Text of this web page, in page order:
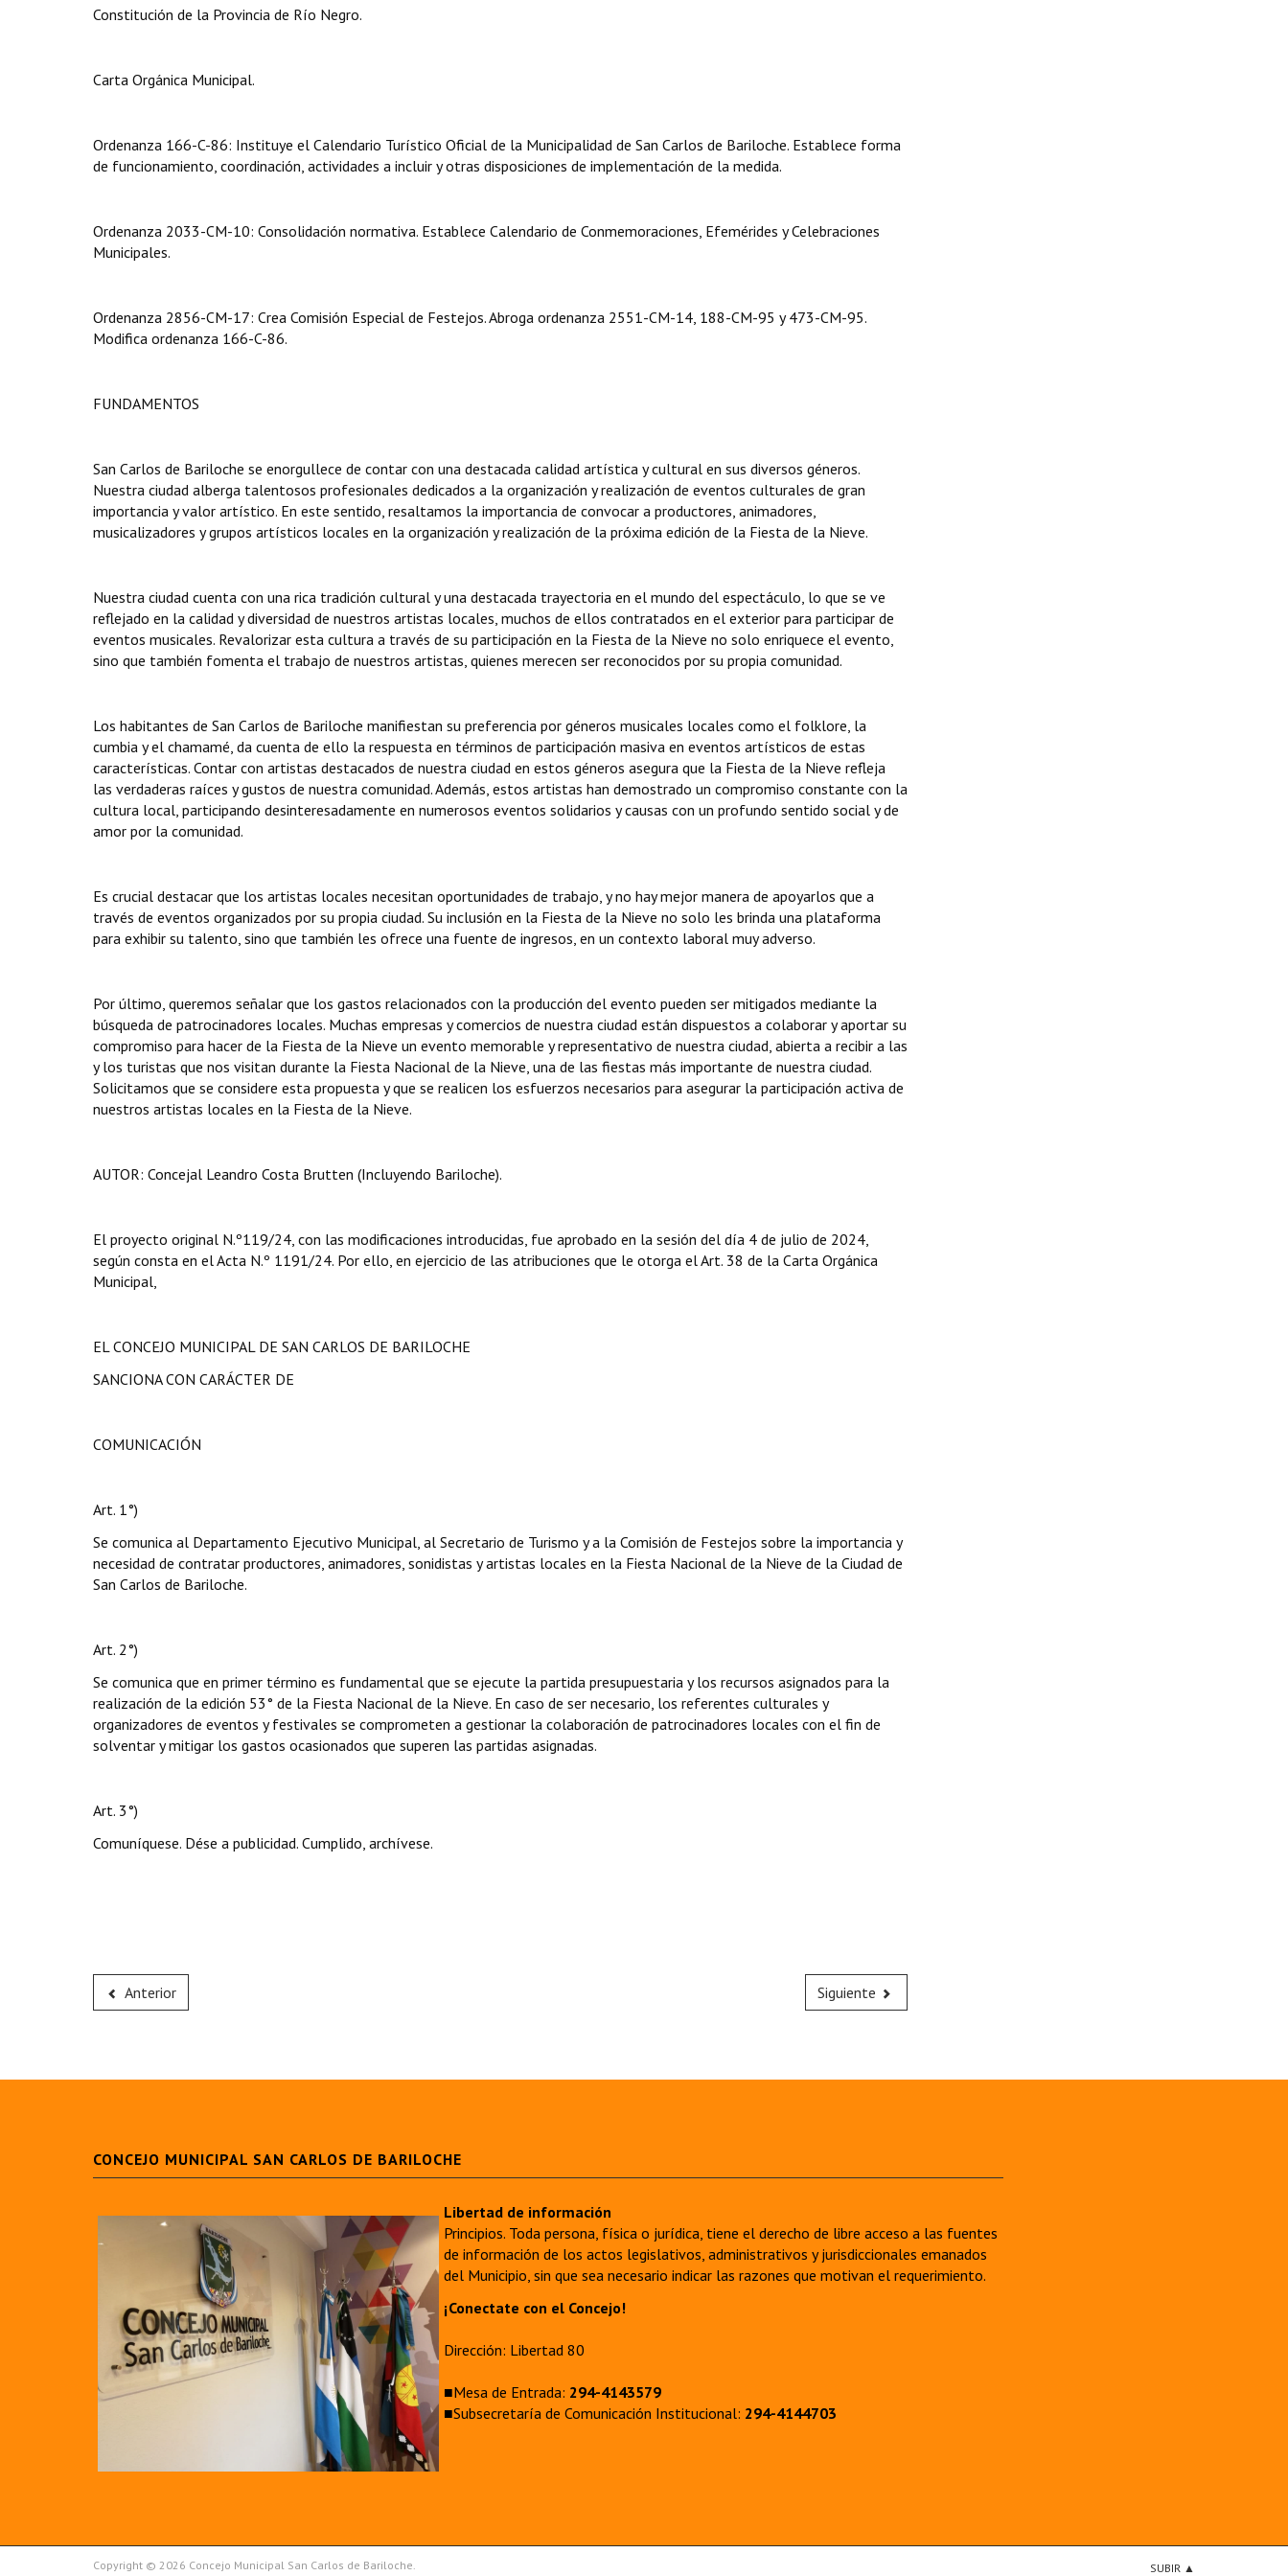
Constitución de la Provincia de Río Negro.
Carta Orgánica Municipal.
Ordenanza 166-C-86: Instituye el Calendario Turístico Oficial de la Municipalidad de San Carlos de Bariloche. Establece forma
de funcionamiento, coordinación, actividades a incluir y otras disposiciones de implementación de la medida.
Ordenanza 2033-CM-10: Consolidación normativa. Establece Calendario de Conmemoraciones, Efemérides y Celebraciones
Municipales.
Ordenanza 2856-CM-17: Crea Comisión Especial de Festejos. Abroga ordenanza 2551-CM-14, 188-CM-95 y 473-CM-95.
Modifica ordenanza 166-C-86.
FUNDAMENTOS
San Carlos de Bariloche se enorgullece de contar con una destacada calidad artística y cultural en sus diversos géneros.
Nuestra ciudad alberga talentosos profesionales dedicados a la organización y realización de eventos culturales de gran
importancia y valor artístico. En este sentido, resaltamos la importancia de convocar a productores, animadores,
musicalizadores y grupos artísticos locales en la organización y realización de la próxima edición de la Fiesta de la Nieve.
Nuestra ciudad cuenta con una rica tradición cultural y una destacada trayectoria en el mundo del espectáculo, lo que se ve
reflejado en la calidad y diversidad de nuestros artistas locales, muchos de ellos contratados en el exterior para participar de
eventos musicales. Revalorizar esta cultura a través de su participación en la Fiesta de la Nieve no solo enriquece el evento,
sino que también fomenta el trabajo de nuestros artistas, quienes merecen ser reconocidos por su propia comunidad.
Los habitantes de San Carlos de Bariloche manifiestan su preferencia por géneros musicales locales como el folklore, la
cumbia y el chamamé, da cuenta de ello la respuesta en términos de participación masiva en eventos artísticos de estas
características. Contar con artistas destacados de nuestra ciudad en estos géneros asegura que la Fiesta de la Nieve refleja
las verdaderas raíces y gustos de nuestra comunidad. Además, estos artistas han demostrado un compromiso constante con la
cultura local, participando desinteresadamente en numerosos eventos solidarios y causas con un profundo sentido social y de
amor por la comunidad.
Es crucial destacar que los artistas locales necesitan oportunidades de trabajo, y no hay mejor manera de apoyarlos que a
través de eventos organizados por su propia ciudad. Su inclusión en la Fiesta de la Nieve no solo les brinda una plataforma
para exhibir su talento, sino que también les ofrece una fuente de ingresos, en un contexto laboral muy adverso.
Por último, queremos señalar que los gastos relacionados con la producción del evento pueden ser mitigados mediante la
búsqueda de patrocinadores locales. Muchas empresas y comercios de nuestra ciudad están dispuestos a colaborar y aportar su
compromiso para hacer de la Fiesta de la Nieve un evento memorable y representativo de nuestra ciudad, abierta a recibir a las
y los turistas que nos visitan durante la Fiesta Nacional de la Nieve, una de las fiestas más importante de nuestra ciudad.
Solicitamos que se considere esta propuesta y que se realicen los esfuerzos necesarios para asegurar la participación activa de
nuestros artistas locales en la Fiesta de la Nieve.
AUTOR: Concejal Leandro Costa Brutten (Incluyendo Bariloche).
El proyecto original N.º119/24, con las modificaciones introducidas, fue aprobado en la sesión del día 4 de julio de 2024,
según consta en el Acta N.º 1191/24. Por ello, en ejercicio de las atribuciones que le otorga el Art. 38 de la Carta Orgánica
Municipal,
EL CONCEJO MUNICIPAL DE SAN CARLOS DE BARILOCHE
SANCIONA CON CARÁCTER DE
COMUNICACIÓN
Art. 1°)
Se comunica al Departamento Ejecutivo Municipal, al Secretario de Turismo y a la Comisión de Festejos sobre la importancia y
necesidad de contratar productores, animadores, sonidistas y artistas locales en la Fiesta Nacional de la Nieve de la Ciudad de
San Carlos de Bariloche.
Art. 2°)
Se comunica que en primer término es fundamental que se ejecute la partida presupuestaria y los recursos asignados para la
realización de la edición 53° de la Fiesta Nacional de la Nieve. En caso de ser necesario, los referentes culturales y
organizadores de eventos y festivales se comprometen a gestionar la colaboración de patrocinadores locales con el fin de
solventar y mitigar los gastos ocasionados que superen las partidas asignadas.
Art. 3°)
Comuníquese. Dése a publicidad. Cumplido, archívese.
Anterior Siguiente
CONCEJO MUNICIPAL SAN CARLOS DE BARILOCHE
Libertad de información
Principios. Toda persona, física o jurídica, tiene el derecho de libre acceso a las fuentes
de información de los actos legislativos, administrativos y jurisdiccionales emanados
del Municipio, sin que sea necesario indicar las razones que motivan el requerimiento.
¡Conectate con el Concejo!
Dirección: Libertad 80
■Mesa de Entrada: 294-4143579
■Subsecretaría de Comunicación Institucional: 294-4144703
Copyright © 2026 Concejo Municipal San Carlos de Bariloche. SUBIR ▲